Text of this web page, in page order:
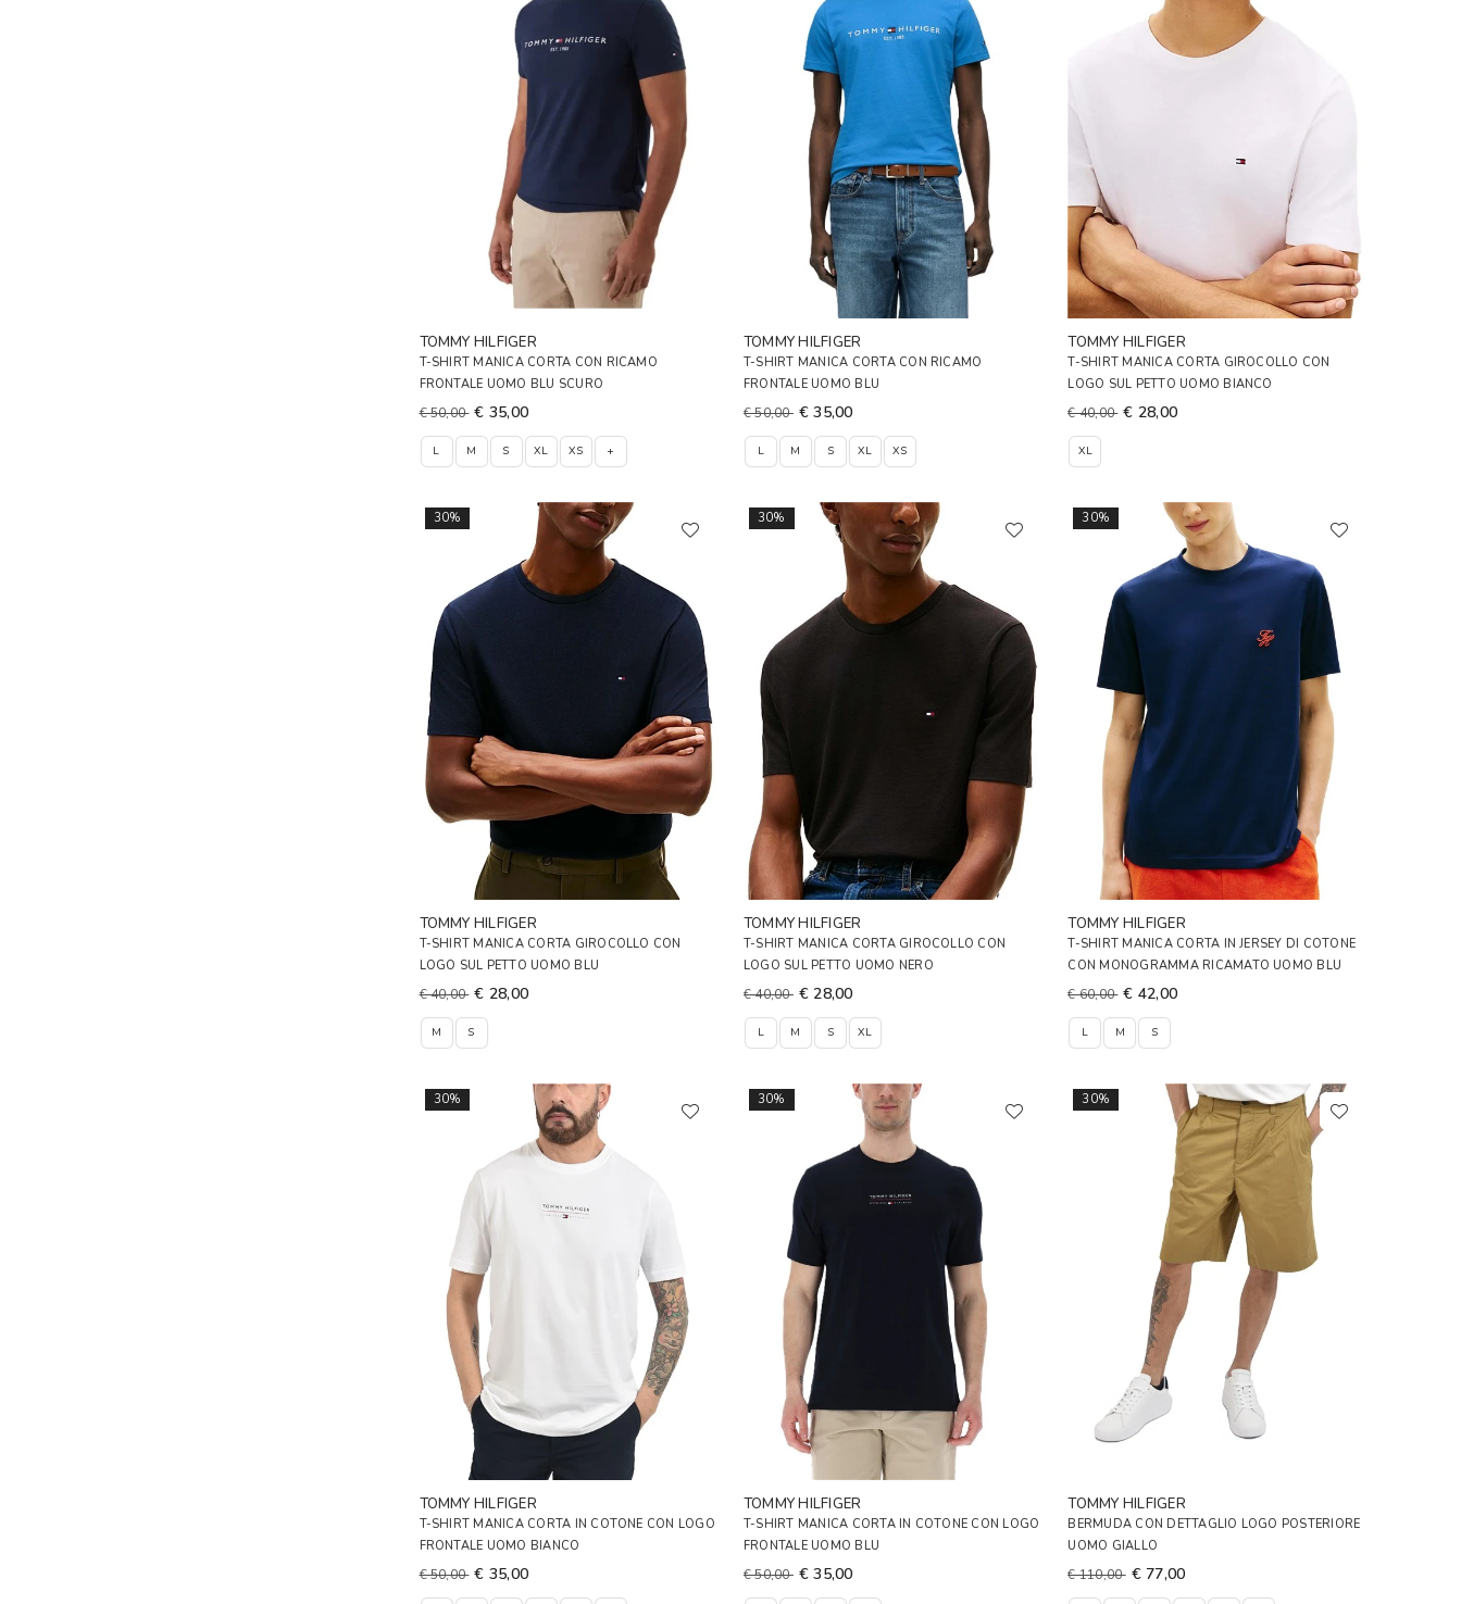
TOMMY HILFIGER
T-SHIRT MANICA CORTA CON RICAMO
FRONTALE UOMO BLU SCURO
€ 50,00 € 35,00
L M S XL XS +
TOMMY HILFIGER
T-SHIRT MANICA CORTA CON RICAMO
FRONTALE UOMO BLU
€ 50,00 € 35,00
L M S XL XS
TOMMY HILFIGER
T-SHIRT MANICA CORTA GIROCOLLO CON
LOGO SUL PETTO UOMO BIANCO
€ 40,00 € 28,00
XL
30%
TOMMY HILFIGER
T-SHIRT MANICA CORTA GIROCOLLO CON
LOGO SUL PETTO UOMO BLU
€ 40,00 € 28,00
M S
30%
TOMMY HILFIGER
T-SHIRT MANICA CORTA GIROCOLLO CON
LOGO SUL PETTO UOMO NERO
€ 40,00 € 28,00
L M S XL
30%
TOMMY HILFIGER
T-SHIRT MANICA CORTA IN JERSEY DI COTONE
CON MONOGRAMMA RICAMATO UOMO BLU
€ 60,00 € 42,00
L M S
30%
TOMMY HILFIGER
T-SHIRT MANICA CORTA IN COTONE CON LOGO
FRONTALE UOMO BIANCO
€ 50,00 € 35,00
30%
TOMMY HILFIGER
T-SHIRT MANICA CORTA IN COTONE CON LOGO
FRONTALE UOMO BLU
€ 50,00 € 35,00
30%
TOMMY HILFIGER
BERMUDA CON DETTAGLIO LOGO POSTERIORE
UOMO GIALLO
€ 110,00 € 77,00